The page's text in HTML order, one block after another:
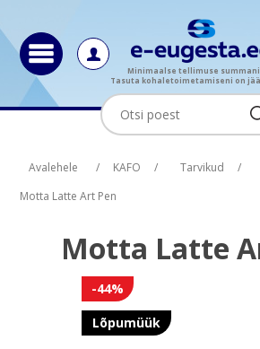
Minimaalse tellimuse summani
Tasuta kohaletoimetamiseni on
Avalehele / KAFO / Tarvikud /
Motta Latte Art Pen
Motta Latte
Lõpumüük
-44%